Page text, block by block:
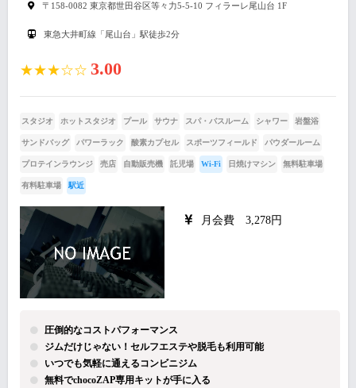
〒158-0082 東京都世田谷区等々力5-5-10 フィラーレ尾山台 1F
東急大井町線「尾山台」駅徒歩2分
★★★☆☆ 3.00
スタジオ ホットスタジオ プール サウナ スパ・バスルーム シャワー 岩盤浴
サンドバッグ パワーラック 酸素カプセル スポーツフィールド パウダールーム
プロテインラウンジ 売店 自動販売機 託児場 Wi-Fi 日焼けマシン 無料駐車場
有料駐車場 駅近
月会費 3,278円
圧倒的なコストパフォーマンス
ジムだけじゃない！セルフエステや脱毛も利用可能
いつでも気軽に通えるコンビニジム
無料でchocoZAP専用キットが手に入る